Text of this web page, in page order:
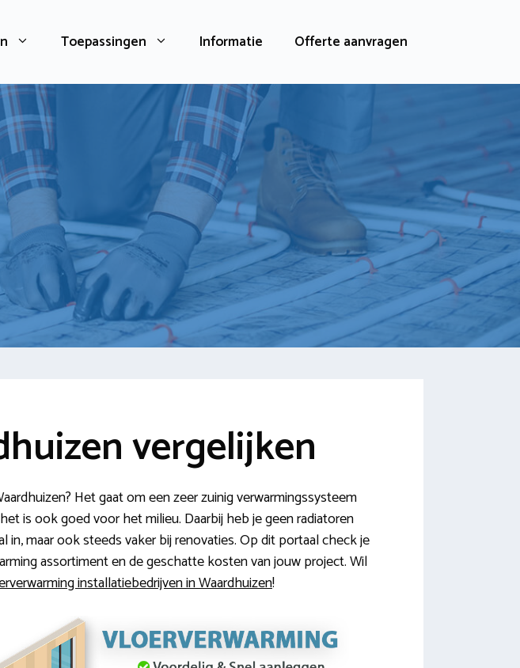
Toepassingen Informatie Offerte aanvragen
vergelijken
Het gaat om een zeer zuinig verwarmingssysteem
is ook goed voor het milieu. Daarbij heb je geen radiatoren
maar ook steeds vaker bij renovaties. Op dit portaal check je
assortiment en de geschatte kosten van jouw project. Wil
installatiebedrijven in Waardhuizen!